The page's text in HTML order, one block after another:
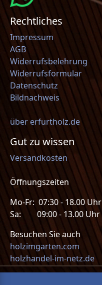
Rechtliches
Impressum
AGB
Widerrufsbelehrung
Widerrufsformular
Datenschutz
Bildnachweis
über erfurtholz.de
Gut zu wissen
Versandkosten
Öffnungszeiten
Mo-Fr: 07:30 - 18.00 Uhr
Sa: 09:00 - 13.00 Uhr
Besuchen Sie auch
holzimgarten.com
holzhandel-im-netz.de